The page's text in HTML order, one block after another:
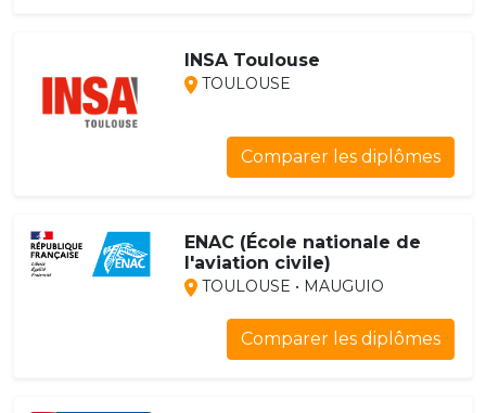
INSA Toulouse
TOULOUSE
Comparer les diplômes
ENAC (École nationale de
l'aviation civile)
TOULOUSE • MAUGUIO
Comparer les diplômes